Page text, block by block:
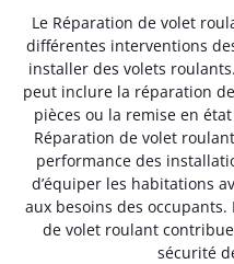
Le Réparation de volet
différentes interventions
installer des volets
peut inclure la réparation
pièces ou la remise en
Réparation de volet
performance des
d’équiper les habitations
aux besoins des
de volet roulant
sécurité